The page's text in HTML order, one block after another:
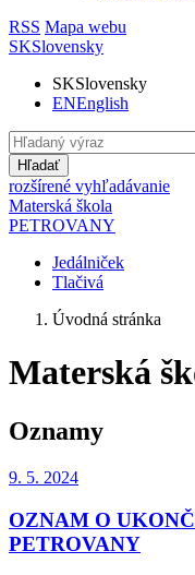
RSS Mapa webu
SKSlovensky
SKSlovensky
ENEnglish
Hľadať
rozšírené vyhľadávanie
Materská škola
PETROVANY
Jedálniček
Tlačivá
Úvodná stránka
Materská
Oznamy
9. 5. 2024
OZNAM O
PETROVANY